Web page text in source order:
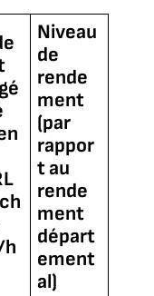
h
Niveau
de
rende
ment
(par
rappor
t au
rende
ment
départ
ement
al)